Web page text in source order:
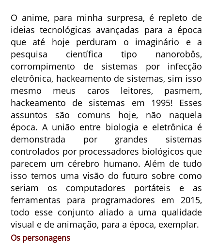
O anime, para minha surpresa, é repleto de
ideias tecnológicas avançadas para a época
que até hoje perduram o imaginário e a
pesquisa científica tipo nanorobôs,
corrompimento de sistemas por infecção
eletrônica, hackeamento de sistemas, sim isso
mesmo meus caros leitores, pasmem,
hackeamento de sistemas em 1995! Esses
assuntos são comuns hoje, não naquela
época. A união entre biologia e eletrônica é
demonstrada por grandes sistemas
controlados por processadores biológicos que
parecem um cérebro humano. Além de tudo
isso temos uma visão do futuro sobre como
seriam os computadores portáteis e as
ferramentas para programadores em 2015,
todo esse conjunto aliado a uma qualidade
visual e de animação, para a época, exemplar.
Os personagens